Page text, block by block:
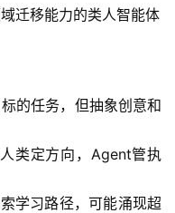
域迁移能力的类人智能体
的任务，但抽象创意和
类定方向，Agent管执
学习路径，可能涌现超